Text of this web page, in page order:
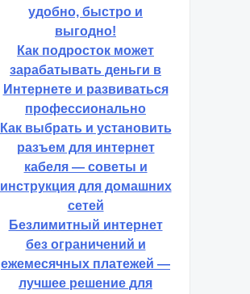
удобно, быстро и
выгодно!
Как подросток может
зарабатывать деньги в
Интернете и развиваться
профессионально
Как выбрать и установить
разъем для интернет
кабеля — советы и
инструкция для домашних
сетей
Безлимитный интернет
без ограничений и
ежемесячных платежей —
лучшее решение для